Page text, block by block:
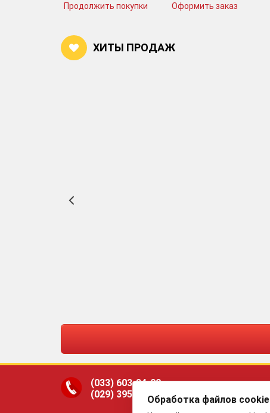
Продолжить покупки Оформить заказ
ХИТЫ ПРОДАЖ
(033) 603-34-00
(029) 395-94-00Обработка файлов cookie